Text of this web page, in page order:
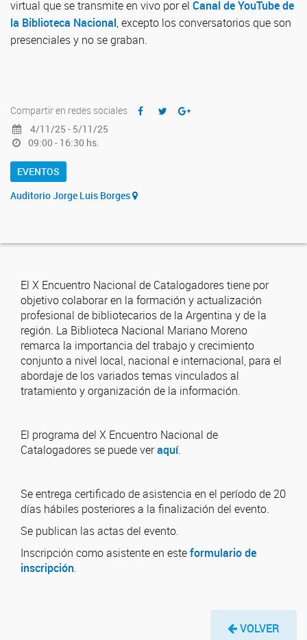
virtual que se transmite en vivo por el Canal de YouTube de
la Biblioteca Nacional, excepto los conversatorios que son
presenciales y no se graban.
Compartir en redes sociales
4/11/25 - 5/11/25
09:00 - 16:30 hs.
EVENTOS
Auditorio Jorge Luis Borges
El X Encuentro Nacional de Catalogadores tiene por
objetivo colaborar en la formación y actualización
profesional de bibliotecarios de la Argentina y de la
región. La Biblioteca Nacional Mariano Moreno
remarca la importancia del trabajo y crecimiento
conjunto a nivel local, nacional e internacional, para el
abordaje de los variados temas vinculados al
tratamiento y organización de la información.
El programa del X Encuentro Nacional de
Catalogadores se puede veraquí.
Se entrega certificado de asistencia en el período de 20
días hábiles posteriores a la finalización del evento.
Se publican las actas del evento.
Inscripción como asistente en esteformulario de
inscripción.
VOLVER